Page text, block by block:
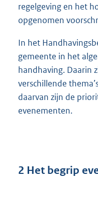
regelgeving en het
opgenomen
In het
gemeente in het
handhaving. Daarin
verschillende
daarvan zijn de
evenementen.
2 Het begrip